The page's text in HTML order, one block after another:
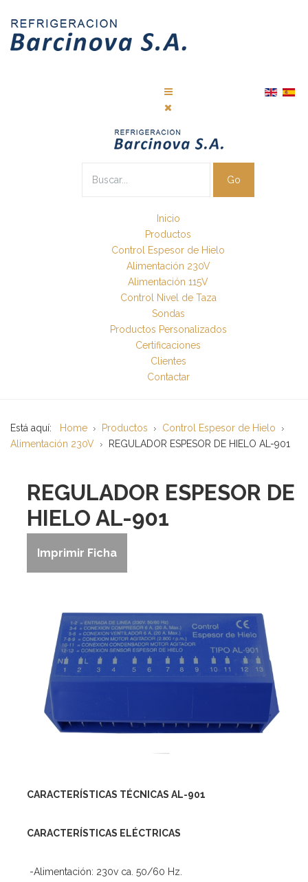
Go
Inicio
Productos
Control Espesor de Hielo
Alimentación 230V
Alimentación 115V
Control Nivel de Taza
Sondas
Productos Personalizados
Certificaciones
Clientes
Contactar
Está aquí: Home Productos
Control Espesor de Hielo
Alimentación 230V
REGULADOR ESPESOR DE HIELO AL-901
REGULADOR ESPESOR DE
HIELO AL-901
Imprimir Ficha
CARACTERÍSTICAS TÉCNICAS AL-901
CARACTERÍSTICAS ELÉCTRICAS
-Alimentación: 230v ca. 50/60 Hz.